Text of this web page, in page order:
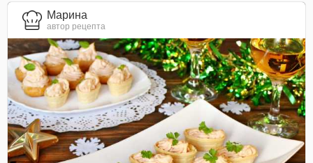
Марина
автор рецепта